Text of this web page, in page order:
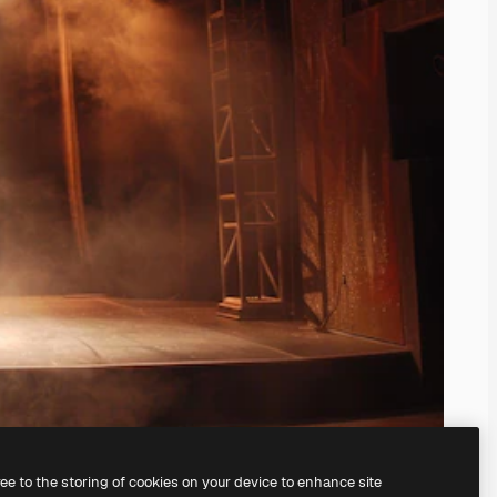
našeho AI Image Generator.
to the storing of cookies on your device to enhance site